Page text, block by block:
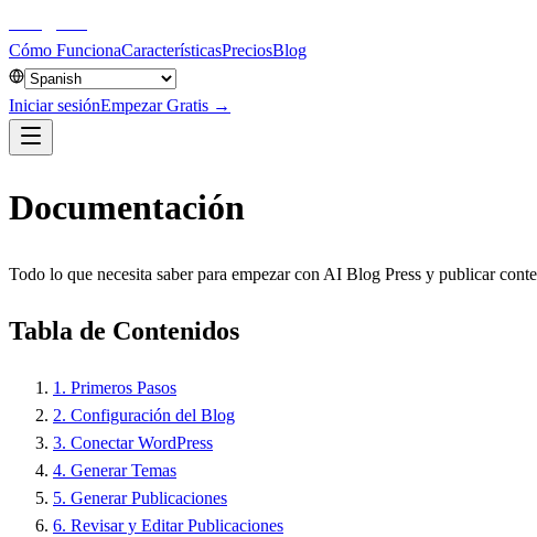
Cómo FuncionaCaracterísticasPreciosBlog
Iniciar sesiónEmpezar Gratis →
Documentación
Todo lo que necesita saber para empezar con AI Blog Press y publicar
Tabla de Contenidos
1 . Primeros Pasos
2. Configuración del Blog
3. Conectar WordPress
4. Generar Temas
5. Generar Publicaciones
6. Revisar y Editar Publicaciones